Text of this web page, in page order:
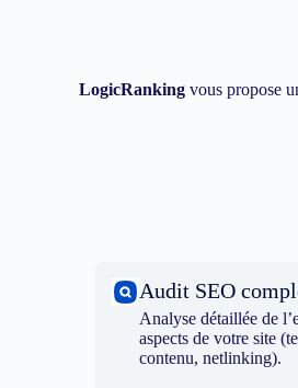
LogicRanking vous propose
Audit SEO
Analyse détaillée de
aspects de votre site
contenu, netlinking).